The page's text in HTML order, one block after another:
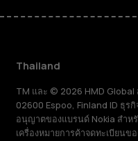
Thailand
TM และ © 2026 HMD
02600 Espoo, Finland ID ธุร
อนุญาตของแบรนด์ Nokia สำห
เครื่องหมายการค้าจดทะเบียนข